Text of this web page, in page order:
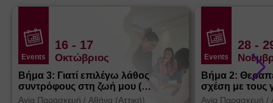
Events
16 - 17
Οκτώβριος
Βήμα 3: Γιατί επιλέγω λάθος
συντρόφους στη ζωή μου (
Θεσσαλονίκη)
Αγία Παρασκευή / Αθήνα (Αττική)
Events
28 -
Βήμα 2:
σχέση με τους
Αγία Παρασκευή /